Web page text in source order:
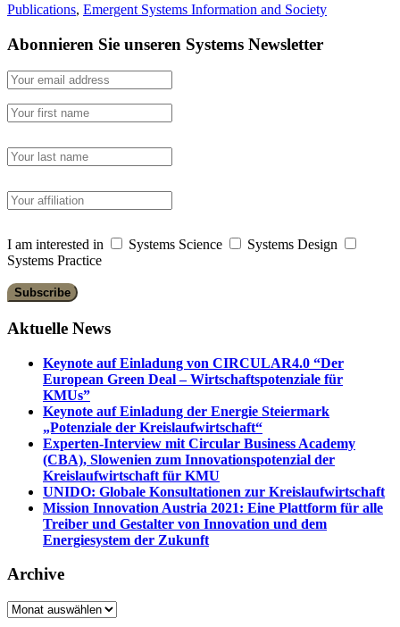
Publications, Emergent Systems Information and Society
Abonnieren Sie unseren Systems Newsletter
I am interested in Systems Science
Systems Design
Systems Practice
Aktuelle News
Keynote auf Einladung von CIRCULAR4.0 “Der
European Green Deal – Wirtschaftspotenziale für
KMUs”
Keynote auf Einladung der Energie Steiermark
„Potenziale der Kreislaufwirtschaft“
Experten-Interview mit Circular Business Academy
(CBA), Slowenien zum Innovationspotenzial der
Kreislaufwirtschaft für KMU
UNIDO: Globale Konsultationen zur Kreislaufwirtschaft
Mission Innovation Austria 2021: Eine Plattform für alle
Treiber und Gestalter von Innovation und dem
Energiesystem der Zukunft
Archive
Archive